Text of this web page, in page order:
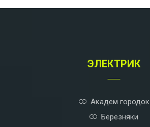
ЭЛЕКТРИК
Академ городок
Березняки